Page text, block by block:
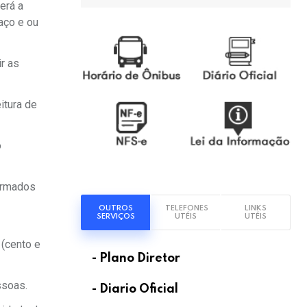
a
e ou
as
de
e
OUTROS
SERVIÇOS
TELEFONES
UTÉIS
LINKS
UTÉIS
- Plano Diretor
- Diario Oficial